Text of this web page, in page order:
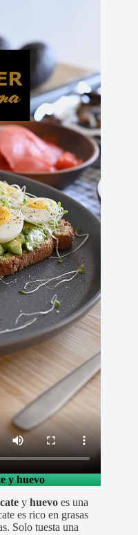
y huevo
y huevo es una
es rico en grasas
Solo tuesta una